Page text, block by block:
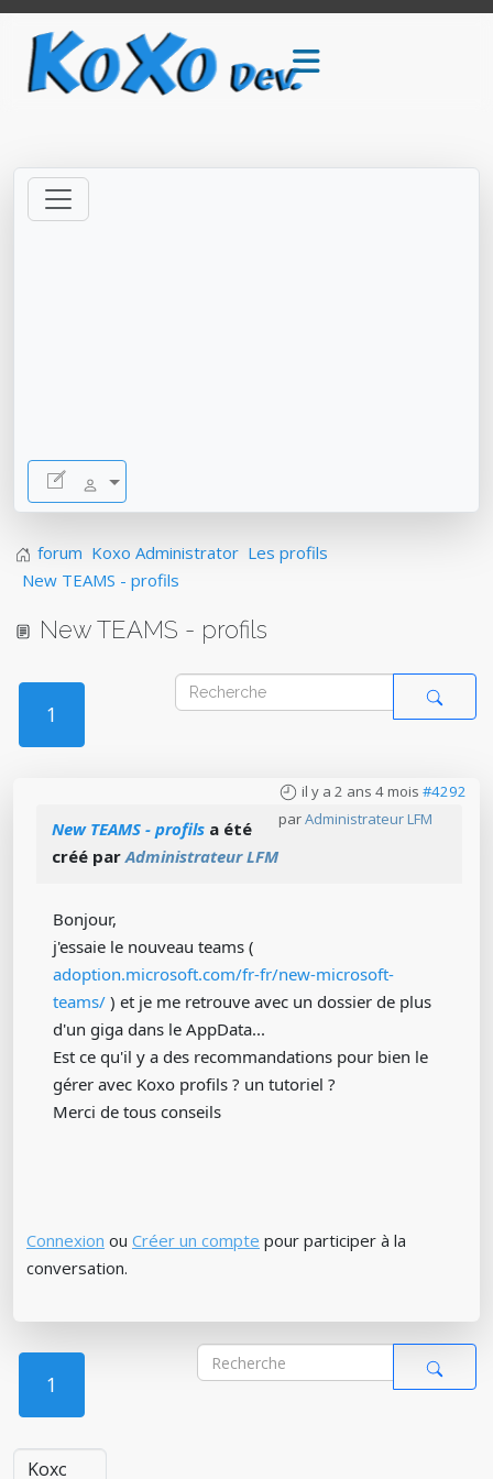
forum Koxo Administrator Les profils
New TEAMS - profils
New TEAMS - profils
1
il y a 2 ans 4 mois #4292
parAdministrateur LFM
New TEAMS - profils a été
créé parAdministrateur LFM
Bonjour,
j'essaie le nouveau teams (
adoption.microsoft.com/fr-fr/new-microsoft-
teams/ ) et je me retrouve avec un dossier de plus
d'un giga dans le AppData...
Est ce qu'il y a des recommandations pour bien le
gérer avec Koxo profils ? un tutoriel ?
Merci de tous conseils
Connexion ou Créer un compte pour participer à la
conversation.
1